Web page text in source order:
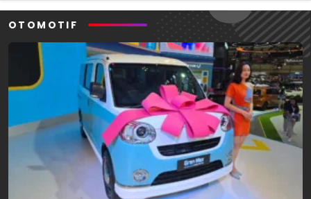
OTOMOTIF